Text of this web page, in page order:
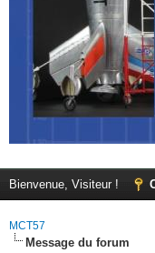
Bienvenue, Visiteur !
MCT57
Message du forum